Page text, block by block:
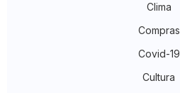
Clima
Compras
Covid-19
Cultura